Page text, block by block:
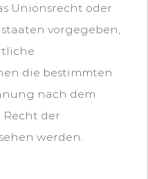
Unionsrecht oder
vorgegeben,
die bestimmten
nach dem
Recht der
werden.